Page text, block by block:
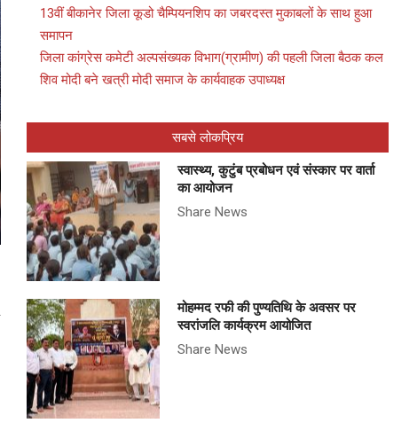
13वीं बीकानेर जिला कूडो चैम्पियनशिप का जबरदस्त मुकाबलों के साथ हुआ
समापन
जिला कांग्रेस कमेटी अल्पसंख्यक विभाग(ग्रामीण) की पहली जिला बैठक कल
शिव मोदी बने खत्री मोदी समाज के कार्यवाहक उपाध्यक्ष
सबसे लोकप्रिय
स्वास्थ्य, कुटुंब प्रबोधन एवं संस्कार पर वार्ता
का आयोजन
Share News
मोहम्मद रफी की पुण्यतिथि के अवसर पर
स्वरांजलि कार्यक्रम आयोजित
Share News